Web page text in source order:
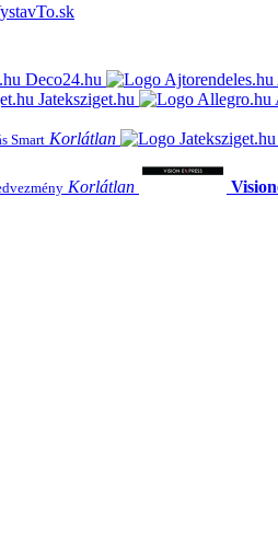
Deco24.hu
Jateksziget.hu
Smart Korlátlan
Korlátlan